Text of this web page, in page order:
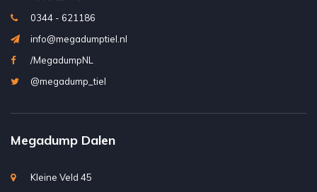
0344 - 621186
info@megadumptiel.nl
/MegadumpNL
@megadump_tiel
Megadump Dalen
Kleine Veld 45